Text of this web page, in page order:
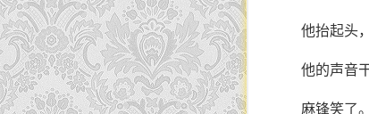
他抬起头
他的声音
麻锋笑了。